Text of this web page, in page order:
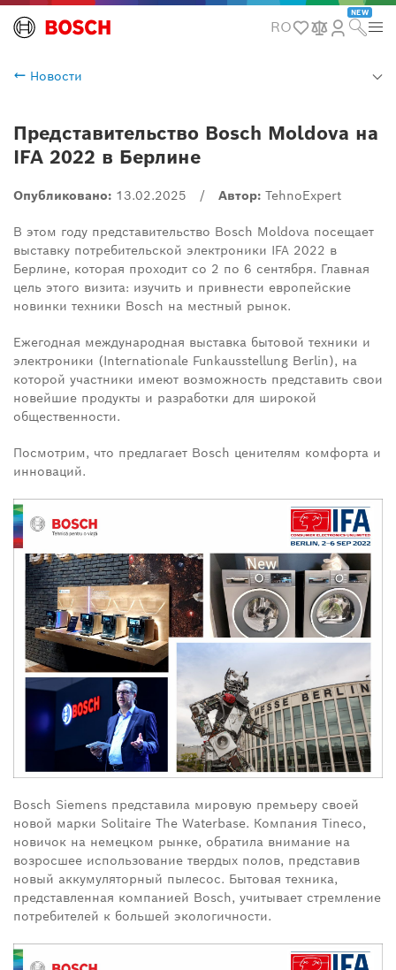
RO
NEW
Новости
Представительство Bosch Moldova на
IFA 2022 в Берлине
Опубликовано: 13.02.2025 / Автор: TehnoExpert
В этом году представительство Bosch Moldova посещает
выставку потребительской электроники IFA 2022 в
Берлине, которая проходит со 2 по 6 сентября. Главная
цель этого визита: изучить и привнести европейские
новинки техники Bosch на местный рынок.
Ежегодная международная выставка бытовой техники и
электроники (Internationale Funkausstellung Berlin), на
которой участники имеют возможность представить свои
новейшие продукты и разработки для широкой
общественности.
Посмотрим, что предлагает Bosch ценителям комфорта и
инноваций.
Bosch Siemens представила мировую премьеру своей
новой марки Solitaire The Waterbase. Компания Tineco,
новичок на немецком рынке, обратила внимание на
возросшее использование твердых полов, представив
новый аккумуляторный пылесос. Бытовая техника,
представленная компанией Bosch, учитывает стремление
потребителей к большей экологичности.